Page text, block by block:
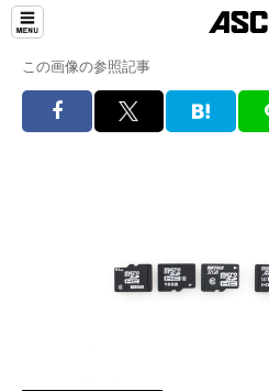
この画像の参照記事